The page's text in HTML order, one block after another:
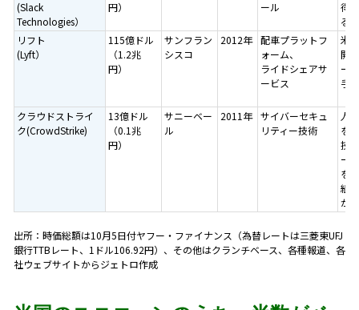
(Slack
Technologies）
円） ール
得
る
リフト
(Lyft）
115億ドル
（1.2兆
円）
サンフラン
シスコ
2012年
配車プラットフ
ォーム、
ライドシェアサ
ービス
米
開
ー
手
クラウドストライ
ク(CrowdStrike)
13億ドル
（0.1兆
円）
サニーベー
ル
2011年
サイバーセキュ
リティー技術
人
を
技
ー
を
組
が
出所：時価総額は10月5日付ヤフー・ファイナンス（為替レートは三菱東UFJ
銀行TTBレート、1ドル106.92円）、その他はクランチベース、各種報道、各
社ウェブサイトからジェトロ作成